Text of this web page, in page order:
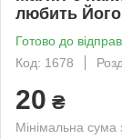
любить
Готово до
Код: 1678
20 ₴
Мінімальна